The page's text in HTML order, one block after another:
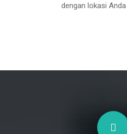
dengan lokasi